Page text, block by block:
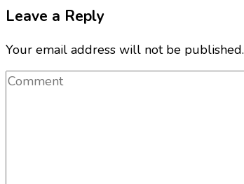
Leave a Reply
Your email address will not be published.
Comment